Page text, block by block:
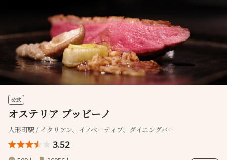
公式
オステリア ブッビーノ
人形町駅 / イタリアン、イノベーティブ、ダイニングバー
3.52